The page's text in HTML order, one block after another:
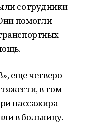
сотрудники
помогли
еще четверо
в том
пассажира
в больницу.